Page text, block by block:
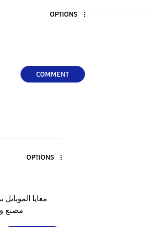
OPTIONS
COMMENT
OPTIONS
معايا
مصنع ودا